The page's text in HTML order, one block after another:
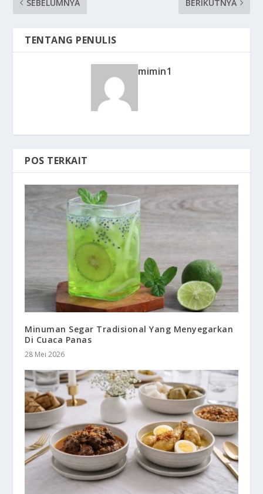
SEBELUMNYA BERIKUTNYA
TENTANG PENULIS
mimin1
POS TERKAIT
Minuman Segar Tradisional Yang Menyegarkan
Di Cuaca Panas
28 Mei 2026